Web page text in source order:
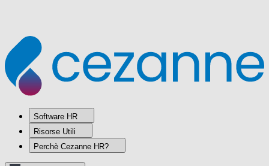
Software HR
Risorse Utili
Perchè Cezanne HR?